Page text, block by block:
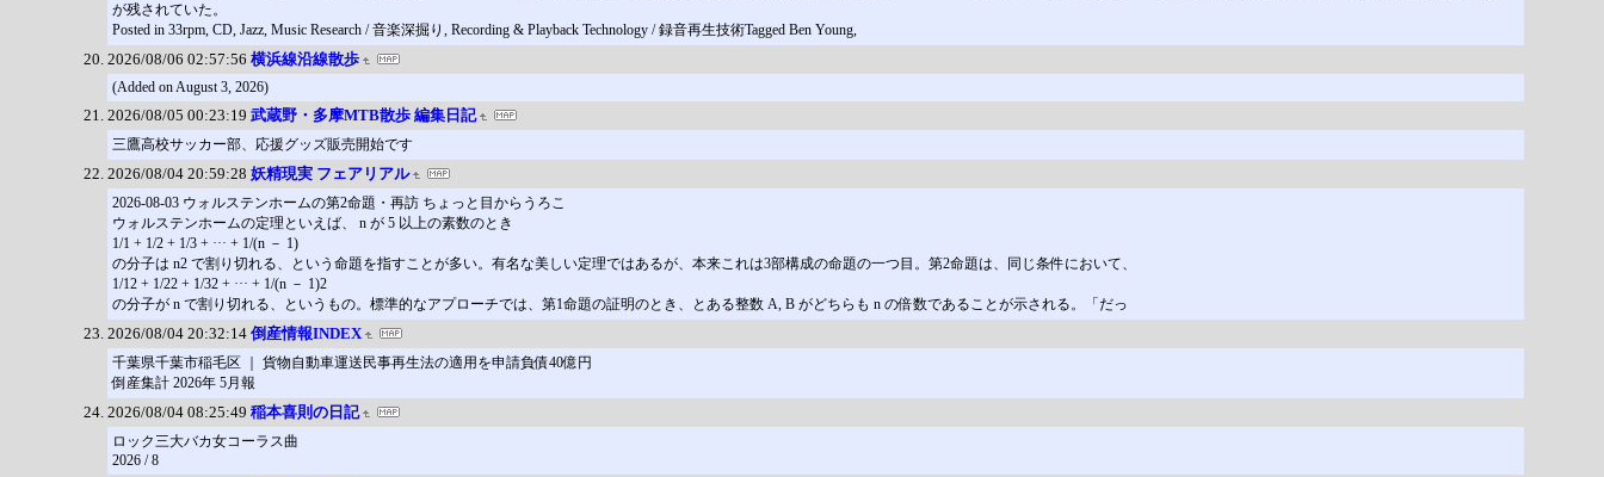
が残されていた。
Posted in 33rpm, CD, Jazz, Music Research / 音楽深掘り, Recording & Playback Technology / 録音再生技術Tagged Ben Young,
2026/08/06 02:57:56 横浜線沿線散歩
(Added on August 3, 2026)
2026/08/05 00:23:19 武蔵野・多摩MTB散歩 編集日記
三鷹高校サッカー部、応援グッズ販売開始です
2026/08/04 20:59:28 妖精現実 フェアリアル
2026-08-03 ウォルステンホームの第2命題・再訪 ちょっと目からうろこ
ウォルステンホームの定理といえば、 n が 5 以上の素数のとき
1/1 + 1/2 + 1/3 + ··· + 1/(n － 1)
の分子は n2 で割り切れる、という命題を指すことが多い。有名な美しい定理ではあるが、本来これは3部構成の命題の一つ目。第2命題は、同じ条件において、
1/12 + 1/22 + 1/32 + ··· + 1/(n － 1)2
の分子が n で割り切れる、というもの。標準的なアプローチでは、第1命題の証明のとき、とある整数 A, B がどちらも n の倍数であることが示される。「だっ
2026/08/04 20:32:14 倒産情報INDEX
千葉県千葉市稲毛区 ｜ 貨物自動車運送民事再生法の適用を申請負債40億円
倒産集計 2026年 5月報
2026/08/04 08:25:49 稲本喜則の日記
ロック三大バカ女コーラス曲
2026 / 8